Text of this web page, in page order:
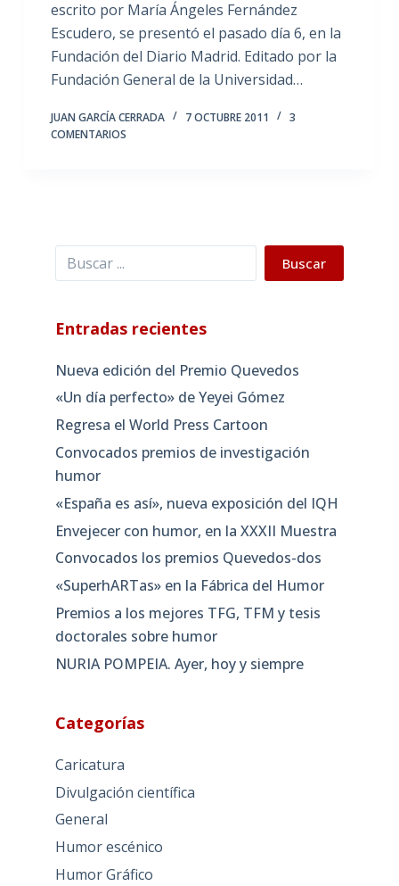
escrito por María Ángeles Fernández
Escudero, se presentó el pasado día 6, en la
Fundación del Diario Madrid. Editado por la
Fundación General de la Universidad…
JUAN GARCÍA CERRADA 7 OCTUBRE 2011
3
COMENTARIOS
Buscar Buscar
Entradas recientes
Nueva edición del Premio Quevedos
«Un día perfecto» de Yeyei Gómez
Regresa el World Press Cartoon
Convocados premios de investigación
humor
«España es así», nueva exposición del IQH
Envejecer con humor, en la XXXII Muestra
Convocados los premios Quevedos-dos
«SuperhARTas» en la Fábrica del Humor
Premios a los mejores TFG, TFM y tesis
doctorales sobre humor
NURIA POMPEIA. Ayer, hoy y siempre
Categorías
Caricatura
Divulgación científica
General
Humor escénico
Humor Gráfico